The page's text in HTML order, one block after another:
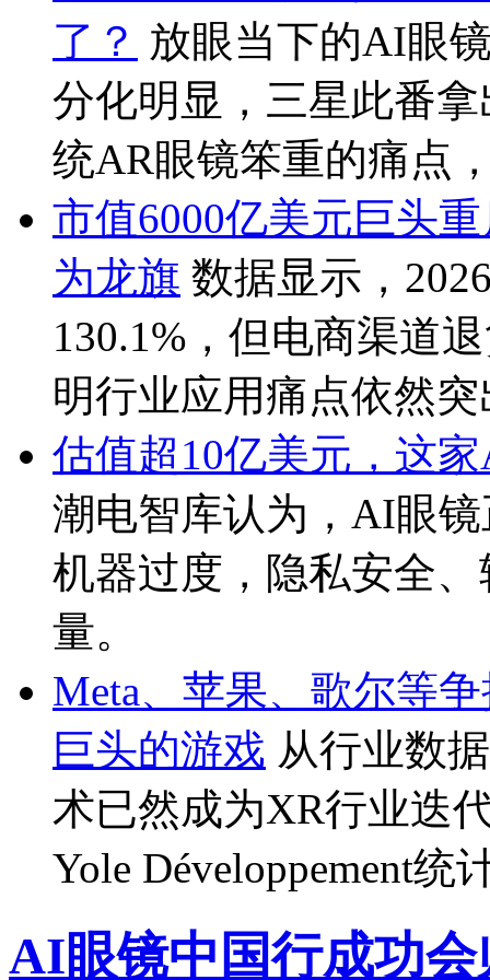
了？ 放眼当下的AI眼
分化明显，三星此番
统AR眼镜笨重的痛点
市值6000亿美元巨头
为龙旗 数据显示，
130.1%，但电商渠道
明行业应用痛点依然
估值超10亿美元，这
潮电智库认为，AI眼
机器过度，隐私安全
量。
Meta、苹果、歌尔等
巨头的游戏 从行业数
术已然成为XR行业迭
Yole Développement统
AI眼镜中国行成功